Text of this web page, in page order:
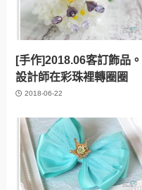
[手作]2018.06客訂飾品。
設計師在彩珠裡轉圈圈
2018-06-22